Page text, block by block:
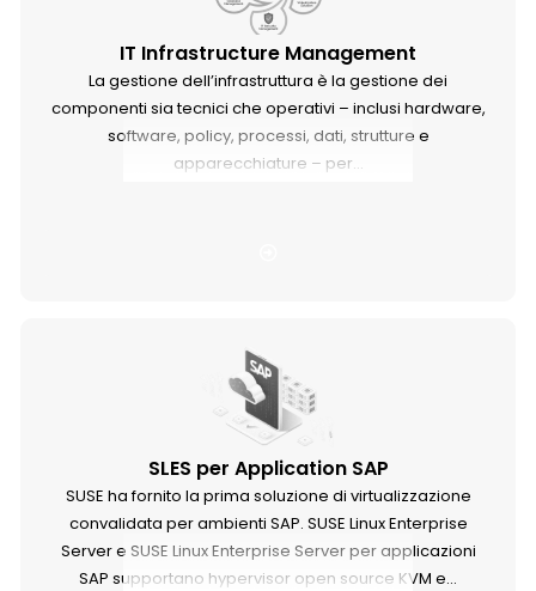
IT Infrastructure Management
La gestione dell’infrastruttura è la gestione dei
componenti sia tecnici che operativi – inclusi hardware,
software, policy, processi, dati, strutture e
apparecchiature – per...
SLES per Application SAP
SUSE ha fornito la prima soluzione di virtualizzazione
convalidata per ambienti SAP. SUSE Linux Enterprise
Server e SUSE Linux Enterprise Server per applicazioni
SAP supportano hypervisor open source KVM e...